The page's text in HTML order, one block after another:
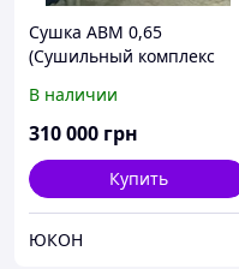
Сушка АВМ 0,65
(Сушильный комплекс
витаминной муки) Линия
АВМ
В наличии
310 000 грн
Купить
ЮКОН